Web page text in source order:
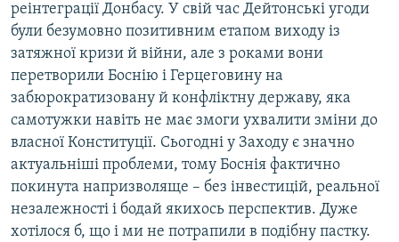
реінтеграції Донбасу. У свій час Дейтонські угоди
були безумовно позитивним етапом виходу із
затяжної кризи й війни, але з роками вони
перетворили Боснію і Герцеговину на
забюрократизовану й конфліктну державу, яка
самотужки навіть не має змоги ухвалити зміни до
власної Конституції. Сьогодні у Заходу є значно
актуальніші проблеми, тому Боснія фактично
покинута напризволяще – без інвестицій, реальної
незалежності і бодай якихось перспектив. Дуже
хотілося б, що і ми не потрапили в подібну пастку.